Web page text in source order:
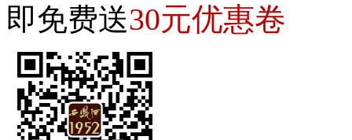
即免费送30元优惠卷